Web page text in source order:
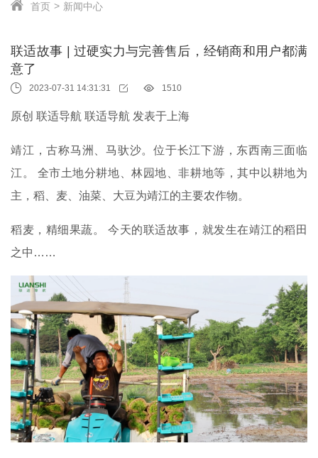
首页 新闻中心
联适故事 | 过硬实力与完善售后，经销商和用户都满
意了
2023-07-31 14:31:31 1510
原创 联适导航 联适导航 发表于上海
靖江，古称马洲、马驮沙。位于长江下游，东西南三面临
江。 全市土地分耕地、林园地、非耕地等，其中以耕地为
主，稻、麦、油菜、大豆为靖江的主要农作物。
稻麦，精细果蔬。 今天的联适故事，就发生在靖江的稻田
之中……